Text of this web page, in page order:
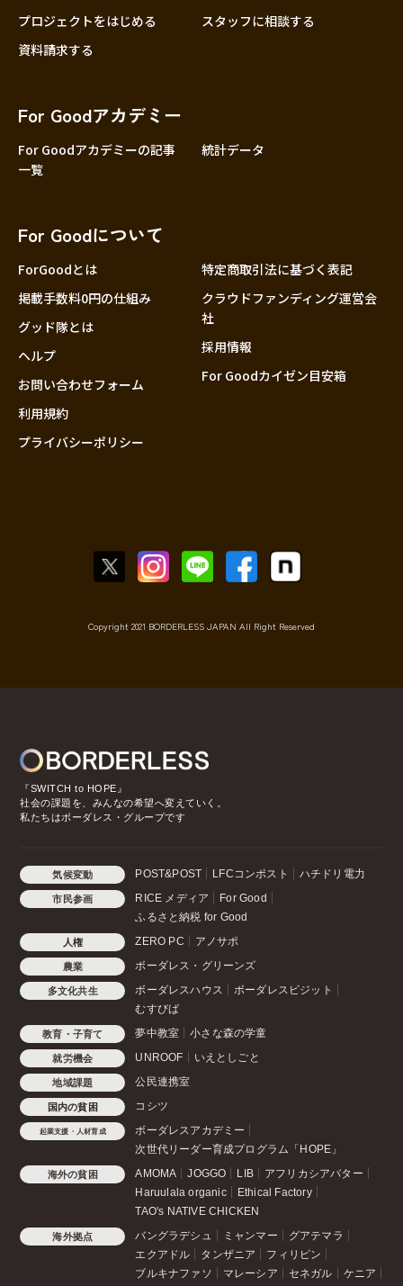
大分
プロジェクトをはじめる
スタッフに相談する
資料請求する
For Goodアカデミー
For Goodアカデミーの記事
一覧
統計データ
For Goodについて
ForGoodとは
掲載手数料0円の仕組み
グッド隊とは
ヘルプ
お問い合わせフォーム
利用規約
プライバシーポリシー
特定商取引法に基づく表記
クラウドファンディング運営会
社
採用情報
For Goodカイゼン目安箱
Copyright 2021 BORDERLESS JAPAN All Right Reserved
『SWITCH to HOPE』
社会の課題を、みんなの希望へ変えていく。
私たちはボーダレス・グループです
気候変動 POST&POST LFCコンポスト ハチドリ電力
市民参画 RICE メディア
For Good
ふるさと納税 for Good
人権 ZERO PC アノサポ
農業 ボーダレス・グリーンズ
多文化共生 ボーダレスハウス
ボーダレスビジット
むすびば
教育・子育て 夢中教室 小さな森の学童
就労機会 UNROOF いえとしごと
地域課題 公民連携室
国内の貧困 コシツ
起業支援・人材育成
ボーダレスアカデミー
次世代リーダー育成プログラム「HOPE」
海外の貧困 AMOMA JOGGO LIB
アフリカシアバター
Haruulala organic
Ethical Factory
TAO's NATIVE CHICKEN
海外拠点 バングラデシュ ミャンマー
グアテマラ
エクアドル
タンザニア
フィリピン
ブルキナファソ
マレーシア セネガル
ケニア